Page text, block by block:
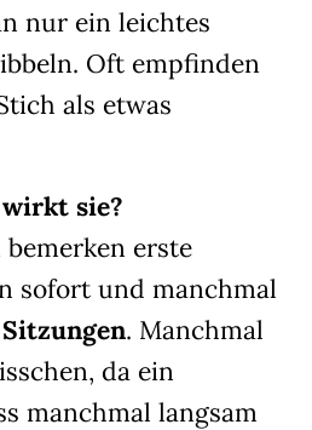
nur ein leichtes
Oft empfinden
als etwas
sie?
erste
sofort und manchmal
. Manchmal
da ein
manchmal langsam